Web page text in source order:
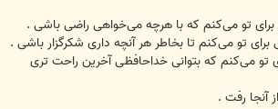
تو می‌کنم که با هرچه می‌خواهی راضی باشی .
تو می‌کنم تا بخاطر هر آنچه داری شکرگزار باشی .
تو می‌کنم که بتوانی خداحافظی آخرین راحت تری
آنجا رفت .